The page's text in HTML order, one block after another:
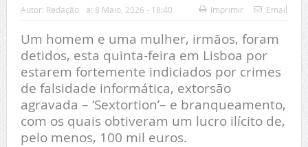
Autor: Redação a: 8 Maio, 2026 - 18:40 Imprimir Email
Um homem e uma mulher, irmãos, foram
detidos, esta quinta-feira em Lisboa por
estarem fortemente indiciados por crimes
de falsidade informática, extorsão
agravada – ‘Sextortion’– e branqueamento,
com os quais obtiveram um lucro ilícito de,
pelo menos, 100 mil euros.